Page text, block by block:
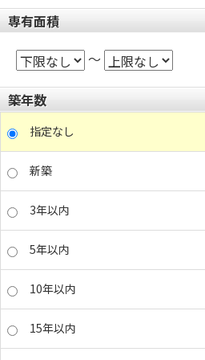
専有面積
～
築年数
指定なし
新築
3年以内
5年以内
10年以内
15年以内